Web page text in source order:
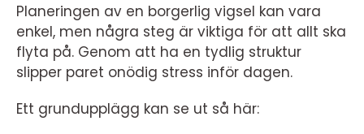
Planeringen av en borgerlig vigsel kan vara
enkel, men några steg är viktiga för att allt ska
flyta på. Genom att ha en tydlig struktur
slipper paret onödig stress inför dagen.
Ett grundupplägg kan se ut så här: